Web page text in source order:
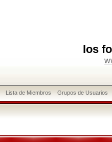
los
Lista de Miembros Grupos de Usuarios